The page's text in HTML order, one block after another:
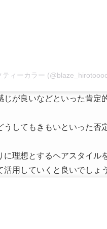
ィーカラー
が良いなどといった肯定
してもきもいといった否
理想とするヘアスタイル
用していくと良いでしょう